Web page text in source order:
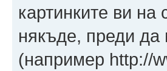
картинките ви на
някъде, преди
(например http://